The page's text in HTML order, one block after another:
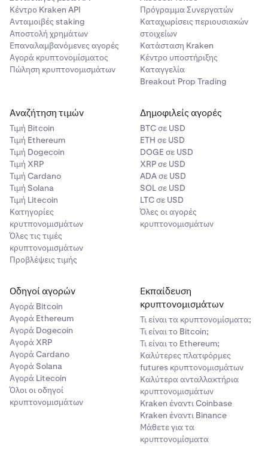
Κέντρο Kraken API
Ανταμοιβές staking
Αποστολή χρημάτων
Επαναλαμβανόμενες αγορές
Αγορά κρυπτονομίσματος
Πώληση κρυπτονομισμάτων
Πρόγραμμα Συνεργατών
Καταχωρίσεις περιουσιακών
στοιχείων
Κατάσταση Kraken
Κέντρο υποστήριξης
Καταγγελία
Breakout Prop Trading
Αναζήτηση τιμών
Τιμή Βitcoin
Τιμή Ethereum
Τιμή Dogecoin
Τιμή XRP
Τιμή Cardano
Τιμή Solana
Τιμή Litecoin
Κατηγορίες
κρυτπονομισμάτων
Όλες τις τιμές
κρυπτονομισμάτων
Προβλέψεις τιμής
Δημοφιλείς αγορές
BTC σε USD
ETH σε USD
DOGE σε USD
XRP σε USD
ADA σε USD
SOL σε USD
LTC σε USD
Όλες οι αγορές
κρυπτονομισμάτων
Οδηγοί αγορών
Αγορά Bitcoin
Αγορά Ethereum
Αγορά Dogecoin
Αγορά XRP
Αγορά Cardano
Αγορά Solana
Αγορά Litecoin
Όλοι οι οδηγοί
κρυπτονομισμάτων
Εκπαίδευση
κρυπτονομισμάτων
Τι είναι τα κρυπτονομίσματα;
Τι είναι το Bitcoin;
Τι είναι το Ethereum;
Καλύτερες πλατφόρμες
futures κρυπτονομισμάτων
Καλύτερα ανταλλακτήρια
κρυπτονομισμάτων
Kraken έναντι Coinbase
Kraken έναντι Binance
Μάθετε για τα
κρυπτονομίσματα